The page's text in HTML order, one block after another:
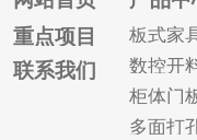
四个侧面所有孔位
加工，具有双面同
开槽、倒角异型加
等功能。通过式六
重点项目
联系我们
数控开
柜体门
多面打